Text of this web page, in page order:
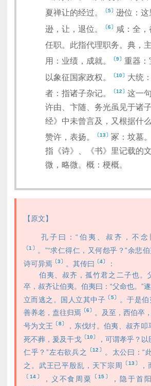
夏禅让的经过。
〔5〕 逊位：这
逊，让，退位。
〔6〕 咸：全，
任职。此指代理职务。典，主
用：业绩，成就。
〔9〕 重器：
以象征国家政权。
〔10〕 大统
者：指诸子杂记。
〔12〕 这一
许由、卞随、务光虽见于诸
经》中未曾言及，又根据什
赞许，表扬。
〔13〕 冢：坟墓。
指《诗》、《书》里记载的
微，略微。概：梗概。
【原文】
孔子曰：“伯夷、叔齐，不念
〔1〕 。”“求仁得仁，又何怨乎？”余悲
诗可异焉 〔3〕 。其传曰 〔4〕
：
伯夷、叔齐，孤竹君之二子也。
卒，叔齐让伯夷。伯夷曰：“父命也。”
立而逃之。国人立其中子 〔5〕
。于是
善养老，盍往归焉 〔6〕 。及至，西伯卒
号为文王
〔8〕 ，东伐纣。伯夷、叔齐叩
死不葬，爰及干戈 〔10〕 ，可谓孝乎？
仁乎？”左右欲兵之
〔12〕
。太公曰：“
之。武王已平殷乱，天下宗周
〔13〕
〔14〕 ，义不食周粟 〔15〕 ，隐于首